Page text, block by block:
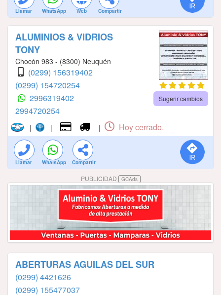
Llamar WhatsApp Web Compartir
ALUMINIOS & VIDRIOS
TONY
Chocón 983 - (8300) Neuquén
(0299) 156319402
(0299) 154720254
2996319402
2994720254
Sugerir cambios
| | | Hoy cerrado.
Llamar WhatsApp Compartir
PUBLICIDAD GCAds
ABERTURAS AGUILAS DEL SUR
(0299) 4421626
(0299) 155477037